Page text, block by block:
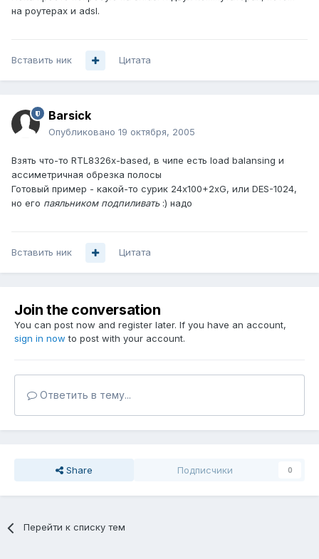
на роутерах и adsl.
Вставить ник Цитата
Barsick
Опубликовано 19 октября, 2005
Взять что-то RTL8326x-based, в чипе есть load balansing и
ассиметричная обрезка полосы
Готовый пример - какой-то сурик 24х100+2хG, или DES-1024,
но его паяльником подпиливать:) надо
Вставить ник Цитата
Join the conversation
You can post now and register later. If you have an account,
sign in now to post with your account.
Ответить в тему...
Share Подписчики 0
Перейти к списку тем